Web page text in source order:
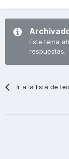
Este tema
respuestas.
Ir a la lista de